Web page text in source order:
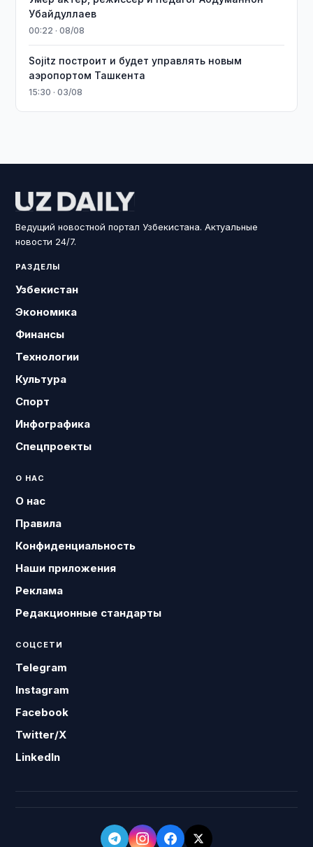
Убайдуллаев
00:22 · 08/08
Sojitz построит и будет управлять новым
аэропортом Ташкента
15:30 · 03/08
Ведущий новостной портал Узбекистана. Актуальные
новости 24/7.
РАЗДЕЛЫ
Узбекистан
Экономика
Финансы
Технологии
Культура
Спорт
Инфографика
Спецпроекты
О НАС
О нас
Правила
Конфиденциальность
Наши приложения
Реклама
Редакционные стандарты
СОЦСЕТИ
Telegram
Instagram
Facebook
Twitter/X
LinkedIn